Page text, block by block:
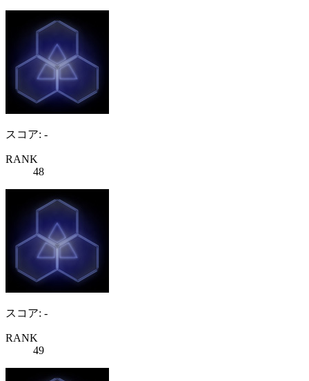
スコア: -
RANK
48
スコア: -
RANK
49